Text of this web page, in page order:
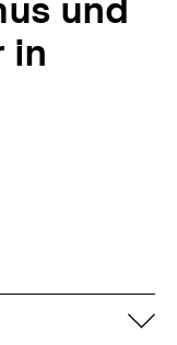
und
in